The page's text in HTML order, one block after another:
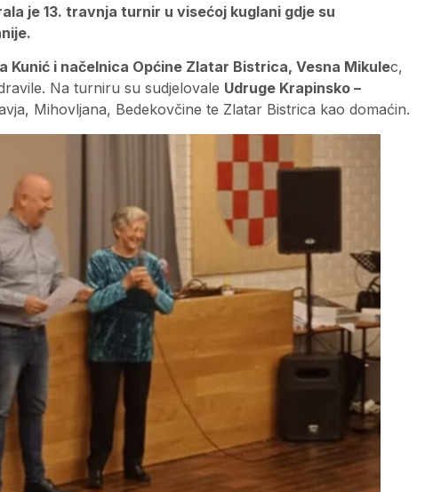
je 13. travnja turnir u visećoj kuglani gdje su
Kunić i načelnica Općine Zlatar Bistrica, Vesna Mikulec,
Na turniru su sudjelovale Udruge Krapinsko –
Mihovljana, Bedekovčine te Zlatar Bistrica kao domaćin.